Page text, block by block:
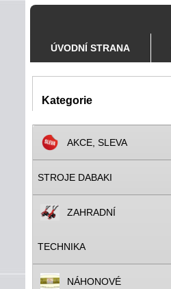
ÚVODNÍ STRANA
Kategorie
AKCE, SLEVA
STROJE DABAKI
ZAHRADNÍ
TECHNIKA
NÁHONOVÉ